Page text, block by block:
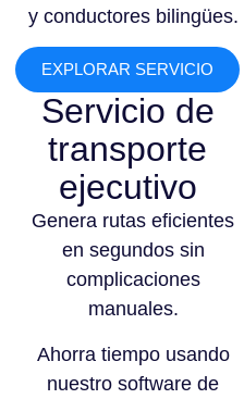
y conductores bilingües.
EXPLORAR SERVICIO
Servicio de
transporte
ejecutivo
Genera rutas eficientes
en segundos sin
complicaciones
manuales.
Ahorra tiempo usando
nuestro software de